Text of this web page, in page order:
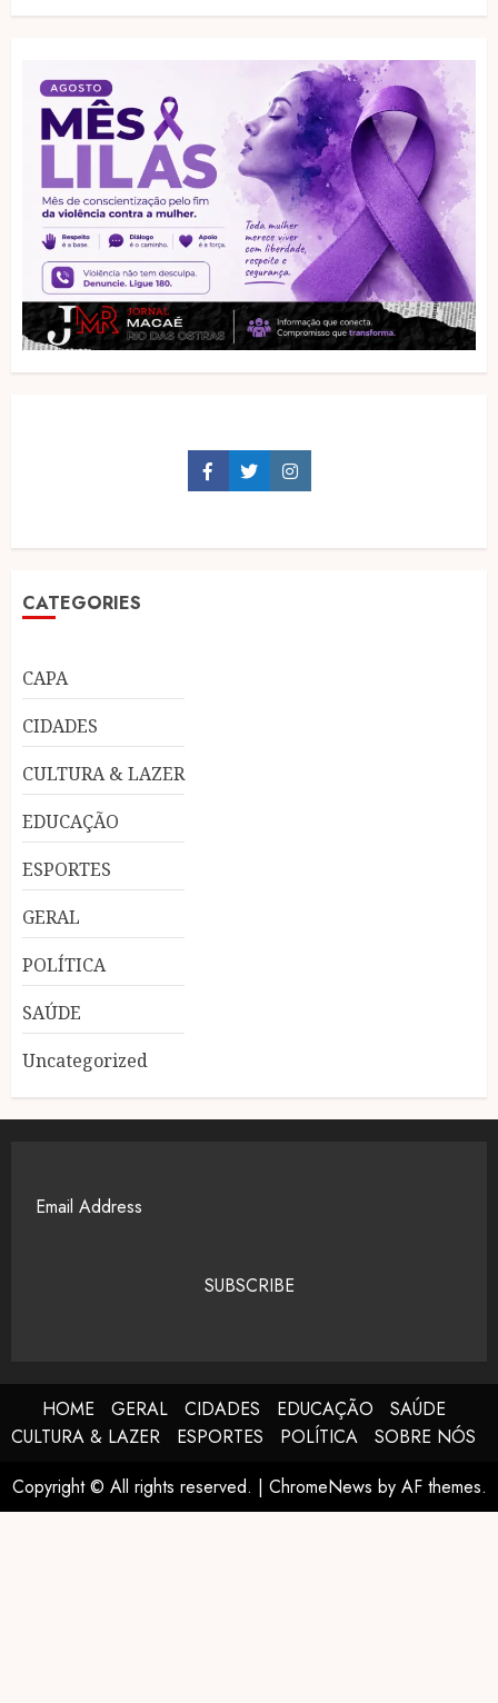
FacebookTwitterInstagram
CATEGORIES
CAPA
CIDADES
CULTURA & LAZER
EDUCAÇÃO
ESPORTES
GERAL
POLÍTICA
SAÚDE
Uncategorized
SUBSCRIBE
HOME GERAL CIDADES EDUCAÇÃO
SAÚDE
CULTURA & LAZER
ESPORTES POLÍTICA
SOBRE NÓS
Copyright © All rights reserved. | ChromeNews by AF themes.